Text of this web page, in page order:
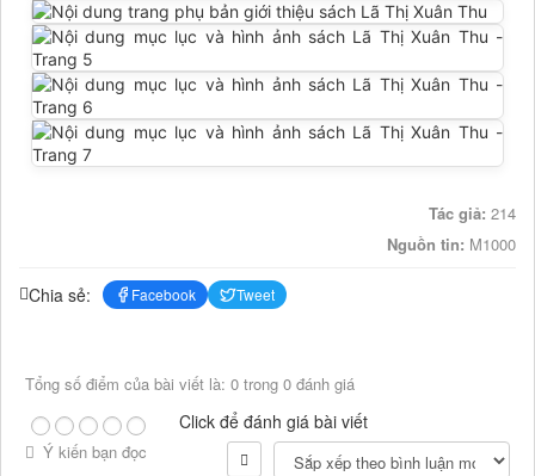
Tác giả: 214
Nguồn tin: M1000
Chia sẻ: Facebook Tweet
Tổng số điểm của bài viết là: 0 trong 0 đánh giá
Click để đánh giá bài viết
Ý kiến bạn đọc